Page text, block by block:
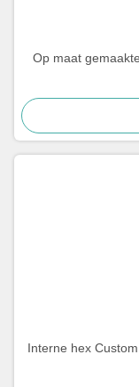
Op maat
Interne hex